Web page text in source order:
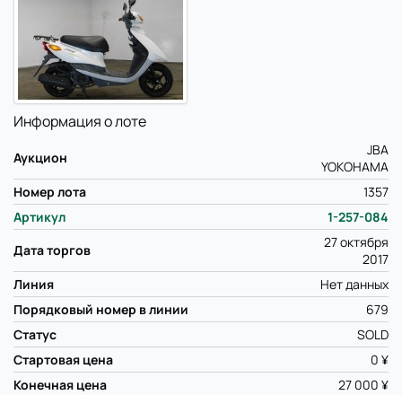
Информация о лоте
Аукцион
JBA
YOKOHAMA
Номер лота
1357
Артикул
1-257-084
Дата торгов
27 октября
2017
Линия
Нет данных
Порядковый номер в линии
679
Статус
SOLD
Стартовая цена
0 ¥
Конечная цена
27 000 ¥